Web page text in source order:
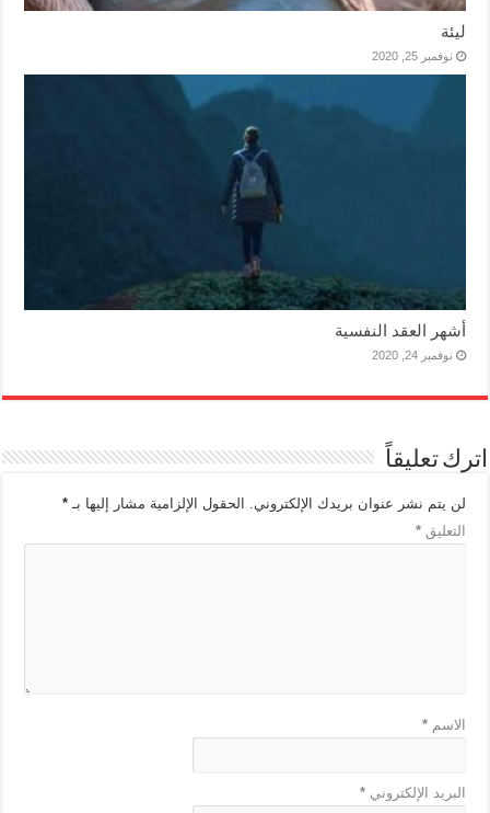
ليئة
نوفمبر 25, 2020
أشهر العقد النفسية
نوفمبر 24, 2020
اترك تعليقاً
لن يتم نشر عنوان بريدك الإلكتروني. الحقول الإلزامية مشار إليها بـ*
التعليق*
الاسم*
البريد الإلكتروني*